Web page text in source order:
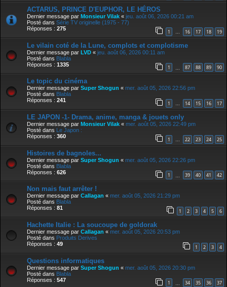
ACTARUS, PRINCE D'EUPHOR, LE HÉROS
Dernier message par Monsieur Vilak « jeu. août 06, 2026 00:21 am
Posté dans Série TV originelle (1975 - 77)
Réponses : 275 1 … 16 17 18 19
Le vilain coté de la Lune, complots et complotisme
Dernier message par LVD « jeu. août 06, 2026 00:11 am
Posté dans Blabla
Réponses : 1335 1 87 88 89 90
Le topic du cinéma
Dernier message par Super Shogun « mer. août 05, 2026 22:56 pm
Posté dans Blabla
Réponses : 241 1 … 14 15 16 17
LE JAPON -1- Drama, anime, manga & jouets only
Dernier message par Monsieur Vilak « mer. août 05, 2026 22:49 pm
Posté dans Le Japon :
Réponses : 360 1 … 22 23 24 25
Histoires de bagnoles...
Dernier message par Super Shogun « mer. août 05, 2026 22:26 pm
Posté dans Blabla
Réponses : 626 1 39 40 41 42
Non mais faut arrêter !
Dernier message par Callagan « mer. août 05, 2026 21:29 pm
Posté dans Blabla
Réponses : 81 1 2 3 4 5 6
Hachette Italie : La soucoupe de goldorak
Dernier message par Callagan « mer. août 05, 2026 20:53 pm
Posté dans Produits Derives
Réponses : 49 1 2 3 4
Questions informatiques
Dernier message par Super Shogun « mer. août 05, 2026 20:30 pm
Posté dans Blabla
Réponses : 547 1 34 35 36 37